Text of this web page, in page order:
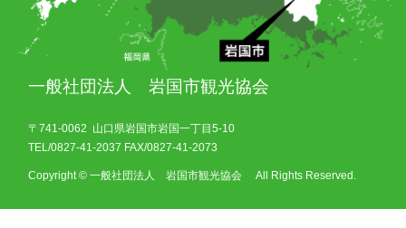
一般社団法人 岩国市観光協会
〒741-0062 山口県岩国市岩国一丁目5-10
TEL/0827-41-2037 FAX/0827-41-2073
Copyright © 一般社団法人 岩国市観光協会 All Rights Reserved.